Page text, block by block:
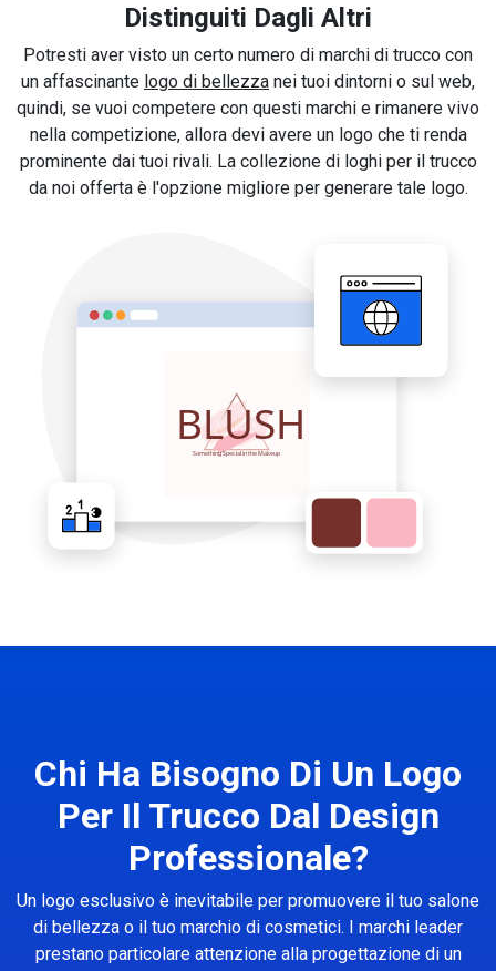
Distinguiti Dagli Altri
Potresti aver visto un certo numero di marchi di trucco con
un affascinante logo di bellezza nei tuoi dintorni o sul web,
quindi, se vuoi competere con questi marchi e rimanere vivo
nella competizione, allora devi avere un logo che ti renda
prominente dai tuoi rivali. La collezione di loghi per il trucco
da noi offerta è l'opzione migliore per generare tale logo.
Chi Ha Bisogno Di Un Logo
Per Il Trucco Dal Design
Professionale?
Un logo esclusivo è inevitabile per promuovere il tuo salone
di bellezza o il tuo marchio di cosmetici. I marchi leader
prestano particolare attenzione alla progettazione di un